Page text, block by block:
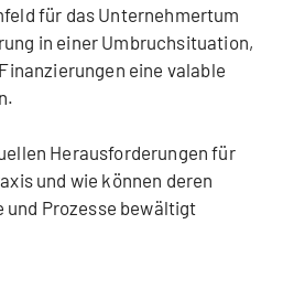
für das Unternehmertum
in einer Umbruchsituation,
eine valable
Herausforderungen für
und wie können deren
und Prozesse bewältigt